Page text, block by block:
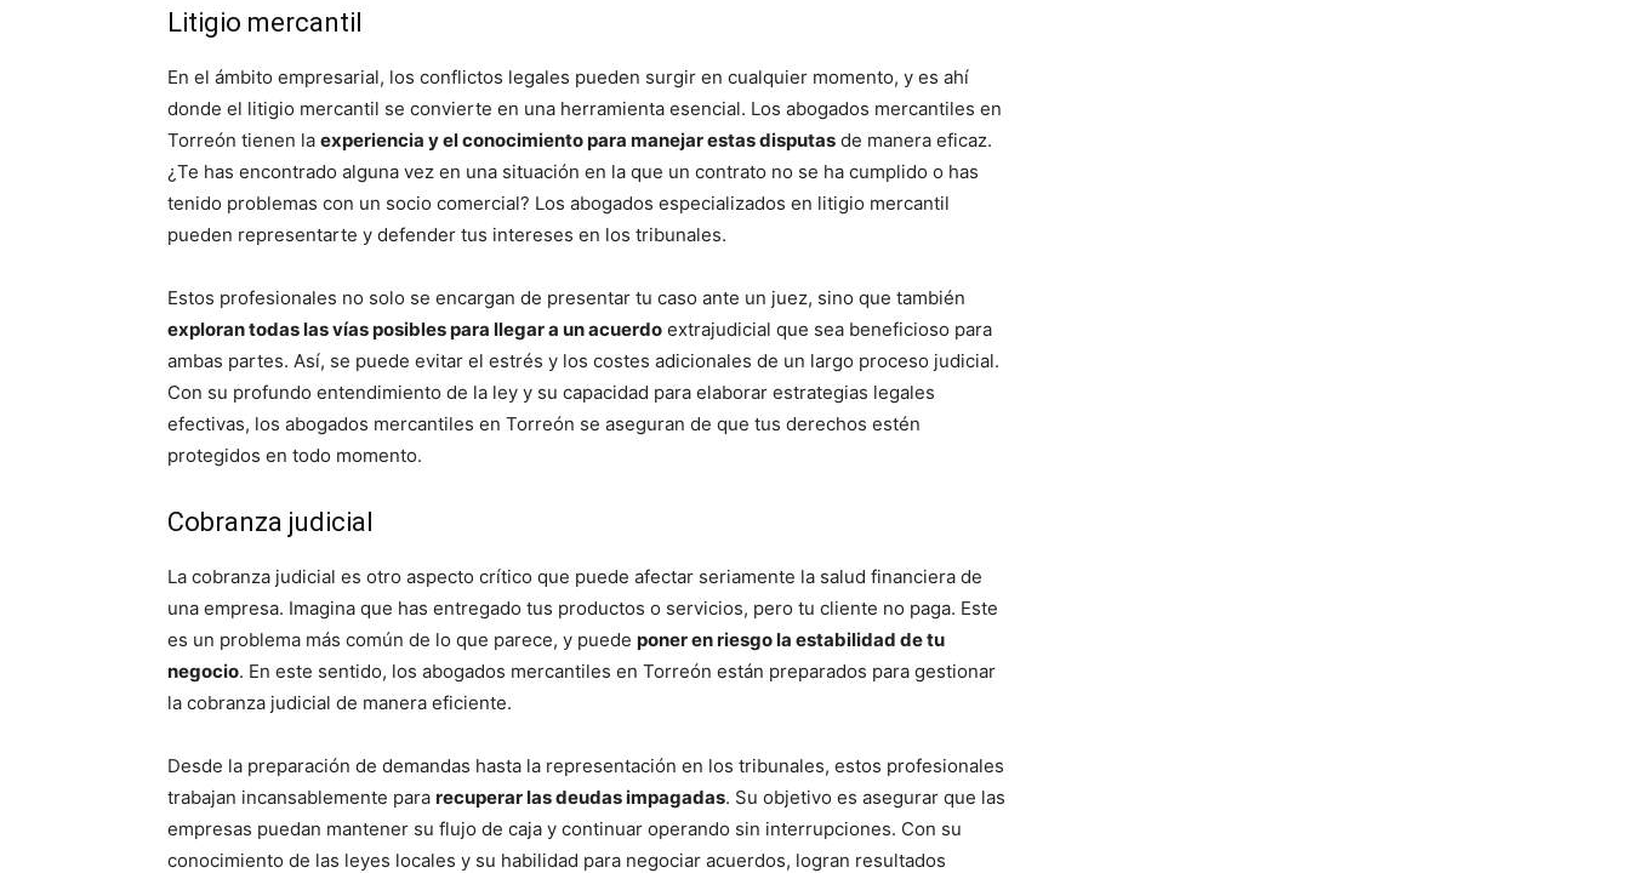
Litigio mercantil
En el ámbito empresarial, los conflictos legales pueden surgir en cualquier momento, y es ahí
donde el litigio mercantil se convierte en una herramienta esencial. Los abogados mercantiles en
Torreón tienen la experiencia y el conocimiento para manejar estas disputas de manera eficaz.
¿Te has encontrado alguna vez en una situación en la que un contrato no se ha cumplido o has
tenido problemas con un socio comercial? Los abogados especializados en litigio mercantil
pueden representarte y defender tus intereses en los tribunales.
Estos profesionales no solo se encargan de presentar tu caso ante un juez, sino que también
exploran todas las vías posibles para llegar a un acuerdo extrajudicial que sea beneficioso para
ambas partes. Así, se puede evitar el estrés y los costes adicionales de un largo proceso judicial.
Con su profundo entendimiento de la ley y su capacidad para elaborar estrategias legales
efectivas, los abogados mercantiles en Torreón se aseguran de que tus derechos estén
protegidos en todo momento.
Cobranza judicial
La cobranza judicial es otro aspecto crítico que puede afectar seriamente la salud financiera de
una empresa. Imagina que has entregado tus productos o servicios, pero tu cliente no paga. Este
es un problema más común de lo que parece, y puede poner en riesgo la estabilidad de tu
negocio. En este sentido, los abogados mercantiles en Torreón están preparados para gestionar
la cobranza judicial de manera eficiente.
Desde la preparación de demandas hasta la representación en los tribunales, estos profesionales
trabajan incansablemente para recuperar las deudas impagadas. Su objetivo es asegurar que las
empresas puedan mantener su flujo de caja y continuar operando sin interrupciones. Con su
conocimiento de las leyes locales y su habilidad para negociar acuerdos, logran resultados